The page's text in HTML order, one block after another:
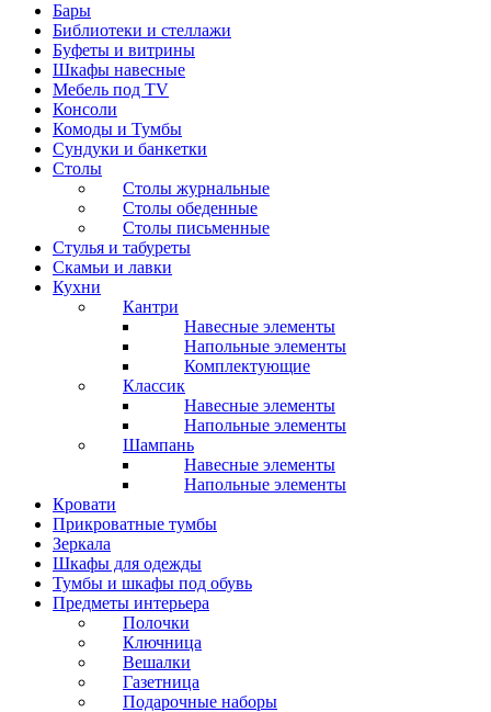
Бары
Библиотеки и стеллажи
Буфеты и витрины
Шкафы навесные
Мебель под ТV
Консоли
Комоды и Тумбы
Сундуки и банкетки
Столы
Столы журнальные
Столы обеденные
Столы письменные
Стулья и табуреты
Скамьи и лавки
Кухни
Кантри
Навесные элементы
Напольные элементы
Комплектующие
Классик
Навесные элементы
Напольные элементы
Шампань
Навесные элементы
Напольные элементы
Кровати
Прикроватные тумбы
Зеркала
Шкафы для одежды
Тумбы и шкафы под обувь
Предметы интерьера
Полочки
Ключница
Вешалки
Газетница
Подарочные наборы